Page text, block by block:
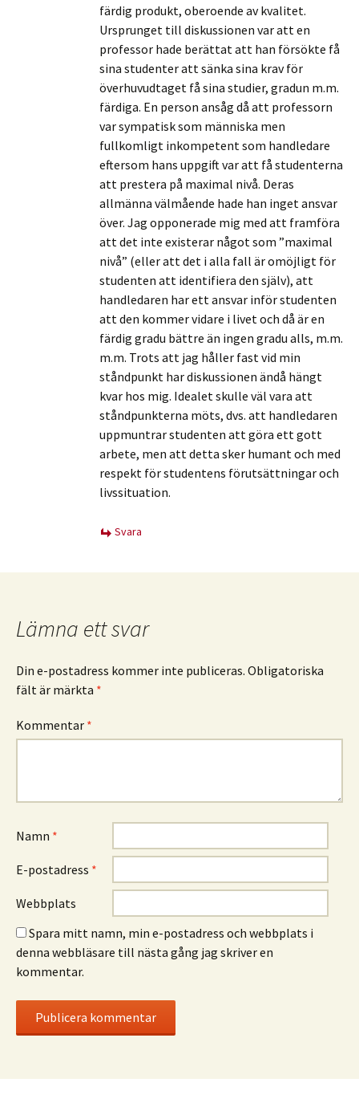
färdig produkt, oberoende av kvalitet.
Ursprunget till diskussionen var att en
professor hade berättat att han försökte få
sina studenter att sänka sina krav för
överhuvudtaget få sina studier, gradun m.m.
färdiga. En person ansåg då att professorn
var sympatisk som människa men
fullkomligt inkompetent som handledare
eftersom hans uppgift var att få studenterna
att prestera på maximal nivå. Deras
allmänna välmående hade han inget ansvar
över. Jag opponerade mig med att framföra
att det inte existerar något som ”maximal
nivå” (eller att det i alla fall är omöjligt för
studenten att identifiera den själv), att
handledaren har ett ansvar inför studenten
att den kommer vidare i livet och då är en
färdig gradu bättre än ingen gradu alls, m.m.
m.m. Trots att jag håller fast vid min
ståndpunkt har diskussionen ändå hängt
kvar hos mig. Idealet skulle väl vara att
ståndpunkterna möts, dvs. att handledaren
uppmuntrar studenten att göra ett gott
arbete, men att detta sker humant och med
respekt för studentens förutsättningar och
livssituation.
Svara
Lämna ett svar
Din e-postadress kommer inte publiceras. Obligatoriska
fält är märkta *
Kommentar *
Namn *
E-postadress *
Webbplats
Spara mitt namn, min e-postadress och webbplats i
denna webbläsare till nästa gång jag skriver en
kommentar.